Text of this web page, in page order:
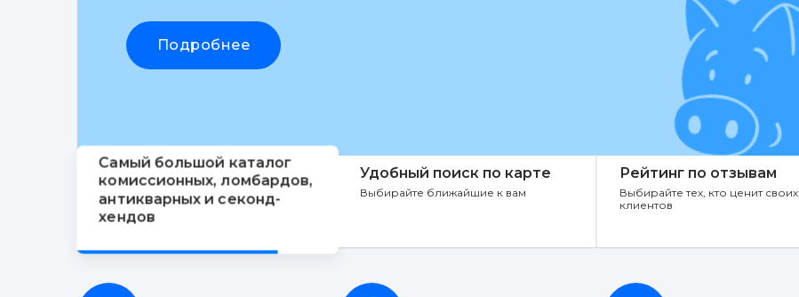
Подробнее
Самый большой каталог
комиссионных, ломбардов,
антикварных и секонд-
хендов
Удобный поиск по карте
Выбирайте ближайшие к вам
Рейтинг по отзывам
Выбирайте тех, кто ценит своих
клиентов